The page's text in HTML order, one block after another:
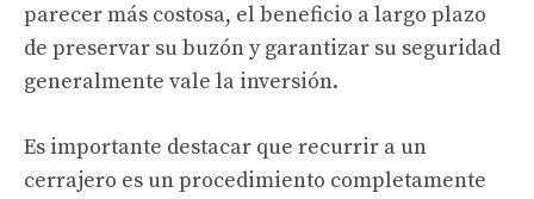
parecer más costosa, el beneficio a largo plazo
de preservar su buzón y garantizar su seguridad
generalmente vale la inversión.
Es importante destacar que recurrir a un
cerrajero es un procedimiento completamente